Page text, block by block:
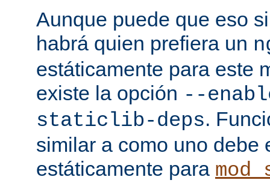
Aunque puede que eso
habrá quien prefiera un
estáticamente para este
existe la opción --
staticlib-deps.
similar a como uno debe
estáticamente para